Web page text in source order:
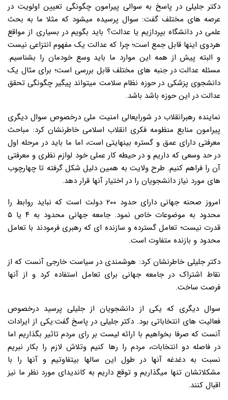
دکتر جلیلی در پاسخ به سوالی پیرامون چگونگی تعیین اولویت در
عرصه های مختلف گفت: سوال پرسیده میشود که مثلا ما به بحث
علمی در دانشگاه بپردازیم یا عدالت؟ باید بگویم در بسیاری از مواقع
هردوی اینها قابل جمع است؛ چرا که عدالت یک مفهوم انتزاعی نیست
و البته پیش از همه این موارد ما باید وسع خودمان را بشناسیم.
مسئله عدالت در جنبه های مختلف قابل بررسی است؛ برای مثال یک
دانشجوی پزشکی در حوزه نظام سلامت میتواند پیگیر چگونگی تحقق
عدالت در این حوزه باشد باشد.
نماینده رهبرانقلاب در شورایعالی امنیت ملی درخصوص سوال دیگری
پیرامون منابع منظومه فکری انقلاب اسلامی خاطرنشان کرد: مباحث
معرفتی دارای عمق و گستره بینهایتی است، اما ما باید در مرحله اول
در حد وسعی که داریم و در حیطه کار عملی خود لوازم نظری و معرفتی
آن را فراهم کنیم. طرح ولایت به همین دلیل شکل گرفته تا چهارچوب
های مورد نیاز دانشجویان را در اختیار آنها قرار دهد.
امروز صحنه جهانی دارای حدود ۲۰۰ دولت است که نباید روابط را
محدود به موضوعات خاص نمود. جامعه جهانی محدود به ۴ یا ۵
قدرت نیست؛ تعامل گسترده و سازنده ای که رهبری فرمودند با تعامل
محدود و بازنده متفاوت است.
دکتر جلیلی خاطرنشان کرد: هوشمندی در سیاست خارجی آنست که از
نقاط اشتراک در جامعه جهانی برای تعامل استفاده کرد و از آنها
فرصت ساخت.
سوال دیگری که یکی از دانشجویان از جلیلی پرسید درخصوص
فعالیت های انتخاباتی بود. دکتر جلیلی در پاسخ گفت:یکی از ایرادات
آنست که صرفا بخواهیم با ارائه لیست بر رای مردم تاثیر بگذاریم اما
در فاصله دو انتخابات، مردم را رها کنیم وتلاش لازم را بکار نبریم
نسبت به دغدغه آنها در طول این سالها بیتفاوتیم و آنها را با
مشکلاتشان تنها میگذاریم و توقع داریم به کاندیدای مورد نظر ما نیز
اقبال کنند.